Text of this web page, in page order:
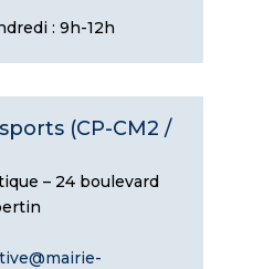
: 9h-12h
(CP-CM2 /
– 24 boulevard